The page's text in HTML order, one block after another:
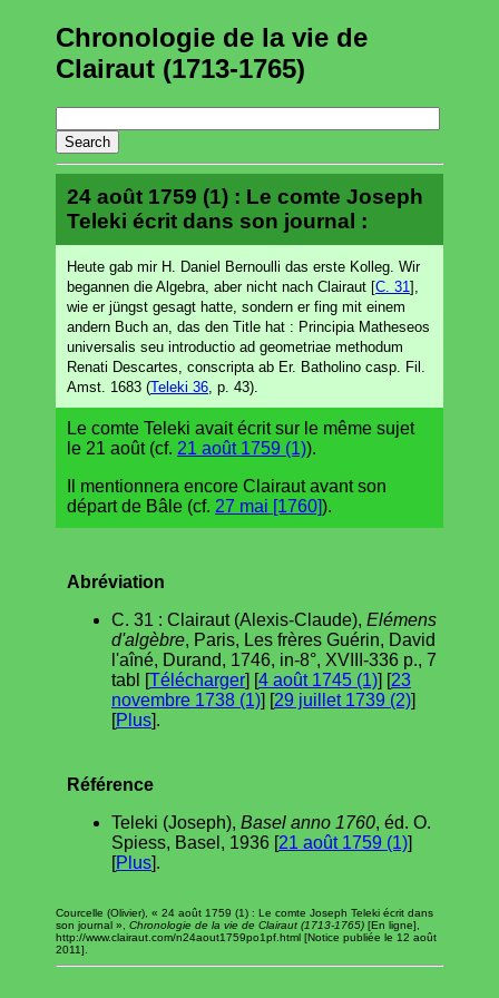
Chronologie de la vie de
Clairaut (1713-1765)
24 août 1759 (1) : Le comte Joseph
Teleki écrit dans son journal :
Heute gab mir H. Daniel Bernoulli das erste Kolleg. Wir
begannen die Algebra, aber nicht nach Clairaut [C. 31 ],
wie er jüngst gesagt hatte, sondern er fing mit einem
andern Buch an, das den Title hat : Principia Matheseos
universalis seu introductio ad geometriae methodum
Renati Descartes, conscripta ab Er. Batholino casp. Fil.
Amst. 1683 (Teleki 36 , p. 43).
Le comte Teleki avait écrit sur le même sujet
le 21 août (cf. 21 août 1759 (1)).
Il mentionnera encore Clairaut avant son
départ de Bâle (cf. 27 mai [1760]).
Abréviation
C. 31 : Clairaut (Alexis-Claude), Elémens
d'algèbre, Paris, Les frères Guérin, David
l'aîné, Durand, 1746, in-8°, XVIII-336 p., 7
tabl [Télécharger] [4 août 1745 (1)] [23
novembre 1738 (1)] [29 juillet 1739 (2)]
[Plus].
Référence
Teleki (Joseph), Basel anno 1760, éd. O.
Spiess, Basel, 1936 [21 août 1759 (1)]
[Plus].
Courcelle (Olivier), « 24 août 1759 (1) : Le comte Joseph Teleki écrit dans
son journal », Chronologie de la vie de Clairaut (1713-1765) [En ligne],
http://www.clairaut.com/n24aout1759po1pf.html [Notice publiée le 12 août
2011].